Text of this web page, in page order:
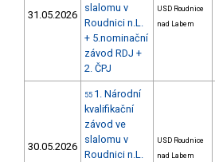
31.05.2026
slalomu v
Roudnici n.L.
+ 5.nominační
závod RDJ +
2. ČPJ
USD Roudnice
nad Labem
30.05.2026
55 1. Národní
kvalifikační
závod ve
slalomu v
Roudnici n.L.
USD Roudnice
nad Labem